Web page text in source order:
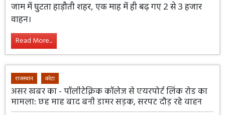
जाम में घुटता हाड़ौती शहर, एक माह में ही बढ़ गए 2 से 3 हजार
वाहन।
Read More...
राजस्थान कोटा
असर खबर का - पॉलीटेक्निक कॉलेज से एयरपोर्ट लिंक रोड का
मामला: छह माह बाद बनी डामर सड़क, सरपट दौड़ रहे वाहन